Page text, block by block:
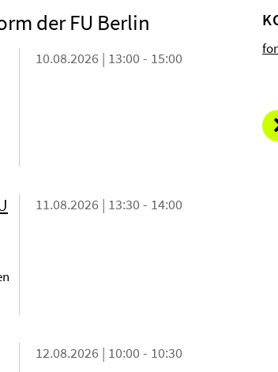
der FU Berlin
10.08.2026 | 13:00 - 15:00
11.08.2026 | 13:30 - 14:00
12.08.2026 | 10:00 - 10:30